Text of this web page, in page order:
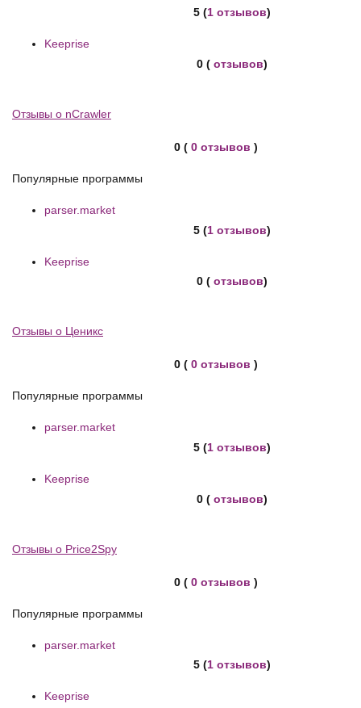
5 (1 отзывов)
Keeprise
0 ( отзывов)
Отзывы о nCrawler
0 ( 0 отзывов )
Популярные программы
parser.market
5 (1 отзывов)
Keeprise
0 ( отзывов)
Отзывы о Ценикс
0 ( 0 отзывов )
Популярные программы
parser.market
5 (1 отзывов)
Keeprise
0 ( отзывов)
Отзывы о Price2Spy
0 ( 0 отзывов )
Популярные программы
parser.market
5 (1 отзывов)
Keeprise